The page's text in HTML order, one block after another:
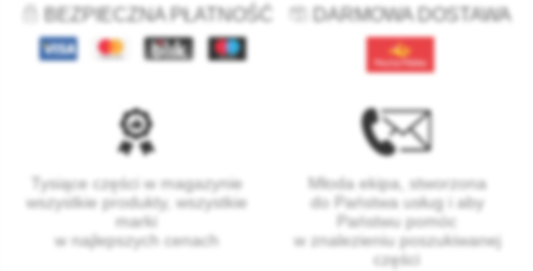
BEZPIECZNA PŁATNOŚĆ DARMOWA DOSTAWA
Tysiące części w magazynie
wszystkie produkty, wszystkie
marki
w najlepszych cenach
Młoda ekipa, stworzona
do Państwa usług i aby
Państwu pomóc
w znalezieniu poszukiwanej
części